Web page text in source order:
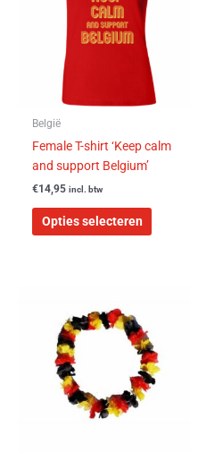
België
Female T-shirt ‘Keep calm
and support Belgium’
€14,95 incl. btw
Opties selecteren
optie
kan
gekozen
op